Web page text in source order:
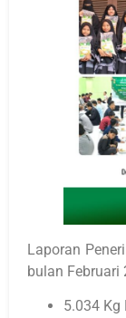
Laporan
bulan Februari
5.034 Kg